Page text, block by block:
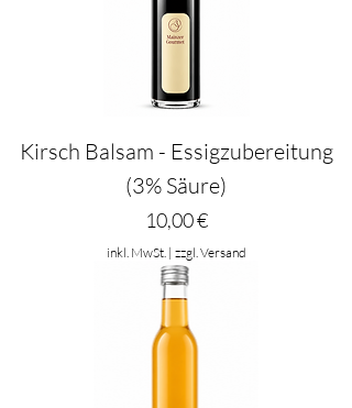
Kirsch Balsam - Essigzubereitung
(3% Säure)
Preis
10,00 €
inkl. MwSt.| zzgl. Versand